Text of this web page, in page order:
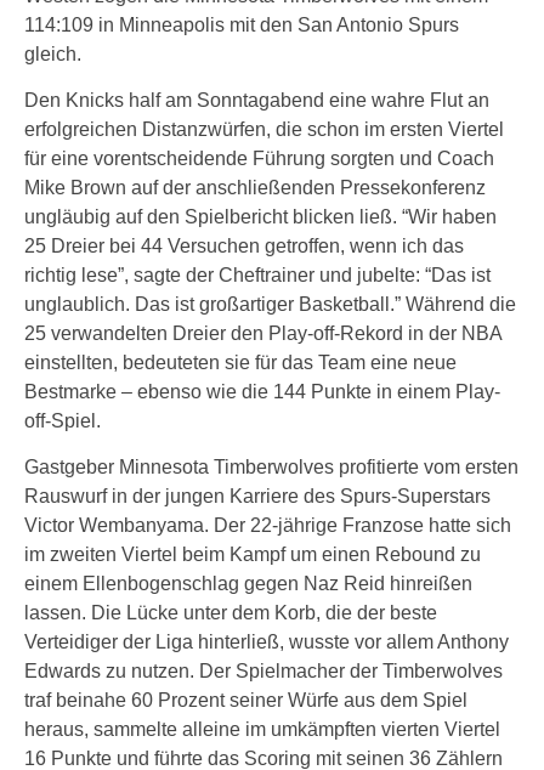
114:109 in Minneapolis mit den San Antonio Spurs
gleich.
Den Knicks half am Sonntagabend eine wahre Flut an
erfolgreichen Distanzwürfen, die schon im ersten Viertel
für eine vorentscheidende Führung sorgten und Coach
Mike Brown auf der anschließenden Pressekonferenz
ungläubig auf den Spielbericht blicken ließ. “Wir haben
25 Dreier bei 44 Versuchen getroffen, wenn ich das
richtig lese”, sagte der Cheftrainer und jubelte: “Das ist
unglaublich. Das ist großartiger Basketball.” Während die
25 verwandelten Dreier den Play-off-Rekord in der NBA
einstellten, bedeuteten sie für das Team eine neue
Bestmarke – ebenso wie die 144 Punkte in einem Play-
off-Spiel.
Gastgeber Minnesota Timberwolves profitierte vom ersten
Rauswurf in der jungen Karriere des Spurs-Superstars
Victor Wembanyama. Der 22-jährige Franzose hatte sich
im zweiten Viertel beim Kampf um einen Rebound zu
einem Ellenbogenschlag gegen Naz Reid hinreißen
lassen. Die Lücke unter dem Korb, die der beste
Verteidiger der Liga hinterließ, wusste vor allem Anthony
Edwards zu nutzen. Der Spielmacher der Timberwolves
traf beinahe 60 Prozent seiner Würfe aus dem Spiel
heraus, sammelte alleine im umkämpften vierten Viertel
16 Punkte und führte das Scoring mit seinen 36 Zählern